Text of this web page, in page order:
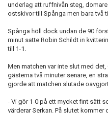
underlag att ruffnivån steg,
ostskivor till Spånga men bara två
Spånga höll dock undan de 90
minut satte Robin Schildt in
till 1-1.
Men matchen var inte slut med
gästerna två minuter senare, en
gjorde att matchen slutade
- Vi gör 1-0 på ett mycket fint sätt
värderar Serkan. På slutet